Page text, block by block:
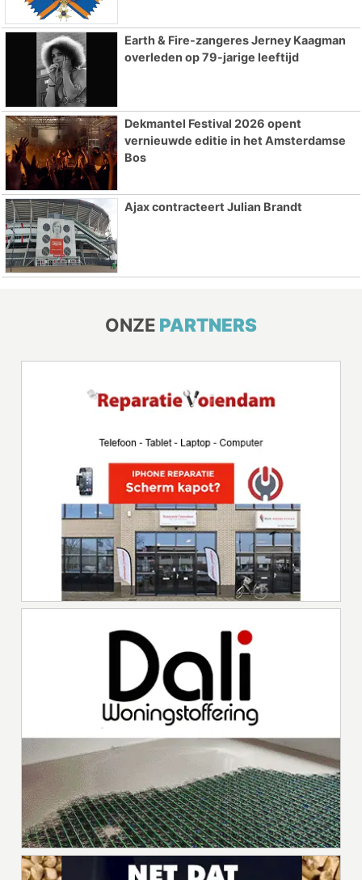
Earth & Fire-zangeres Jerney Kaagman
overleden op 79-jarige leeftijd
Dekmantel Festival 2026 opent
vernieuwde editie in het Amsterdamse
Bos
Ajax contracteert Julian Brandt
ONZE PARTNERS